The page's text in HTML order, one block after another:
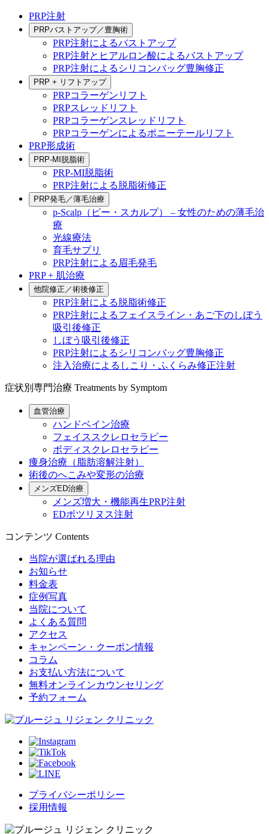
PRP注射
PRPバストアップ／豊胸術
PRP注射によるバストアップ
PRP注射とヒアルロン酸によるバストアップ
PRP注射によるシリコンバッグ豊胸修正
PRP + リフトアップ
PRPコラーゲンリフト
PRPスレッドリフト
PRPコラーゲンスレッドリフト
PRPコラーゲンによるポニーテールリフト
PRP形成術
PRP-MI脱脂術
PRP-MI脱脂術
PRP注射による脱脂術修正
PRP発毛／薄毛治療
p-Scalp（ピー・スカルプ） – 女性のための薄毛治
療
光線療法
育毛サプリ
PRP注射による眉毛発毛
PRP + 肌治療
他院修正／術後修正
PRP注射による脱脂術修正
PRP注射によるフェイスライン・あご下のしぼう
吸引後修正
しぼう吸引後修正
PRP注射によるシリコンバッグ豊胸修正
注入治療によるしこり・ふくらみ修正注射
症状別専門治療 Treatments by Symptom
血管治療
ハンドベイン治療
フェイススクレロセラピー
ボディスクレロセラピー
痩身治療（脂肪溶解注射）
術後のへこみや変形の治療
メンズED治療
メンズ増大・機能再生PRP注射
EDボツリヌス注射
コンテンツ Contents
当院が選ばれる理由
お知らせ
料金表
症例写真
当院について
よくある質問
アクセス
キャンペーン・クーポン情報
コラム
お支払い方法について
無料オンラインカウンセリング
予約フォーム
プライバシーポリシー
採用情報